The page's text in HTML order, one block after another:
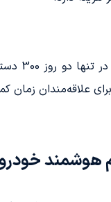
علاقه‌مندان زمان
خودرو